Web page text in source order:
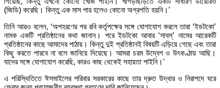
(জিডি) করেছি। কিন্তু এক মাস পার হলেও কোনো অগ্রগতি হয়নি।’
তিনি আরও বলেন, ‘অপহরণের পর রবি কর্তৃপক্ষের সঙ্গে যোগাযোগ করলে তারা ‘ইডটকো’
নামক একটি প্রতিষ্ঠানের কথা জানান। পরে ইডটকো আবার ‘সাবস্’ নামের আরেকটি
প্রতিষ্ঠানের কাছে আমাদের পাঠায়। কিন্তু দুই প্রতিষ্ঠানই বিষয়টি এড়িয়ে গেছে এবং তারা
কিছু করতে পারবে না বলে জানিয়ে দিয়েছে। আমরা চরম উদ্বেগ ও উৎকণ্ঠায় আছি।
যাদের সঙ্গে যোগাযোগ করেছি, কারও কাছ থেকেই সহায়তা পাইনি।’
এ পরিস্থিতিতে ঈসমাইলের পরিবার সরকারের কাছে তার দ্রুত উদ্ধার ও নিরাপদে ঘরে